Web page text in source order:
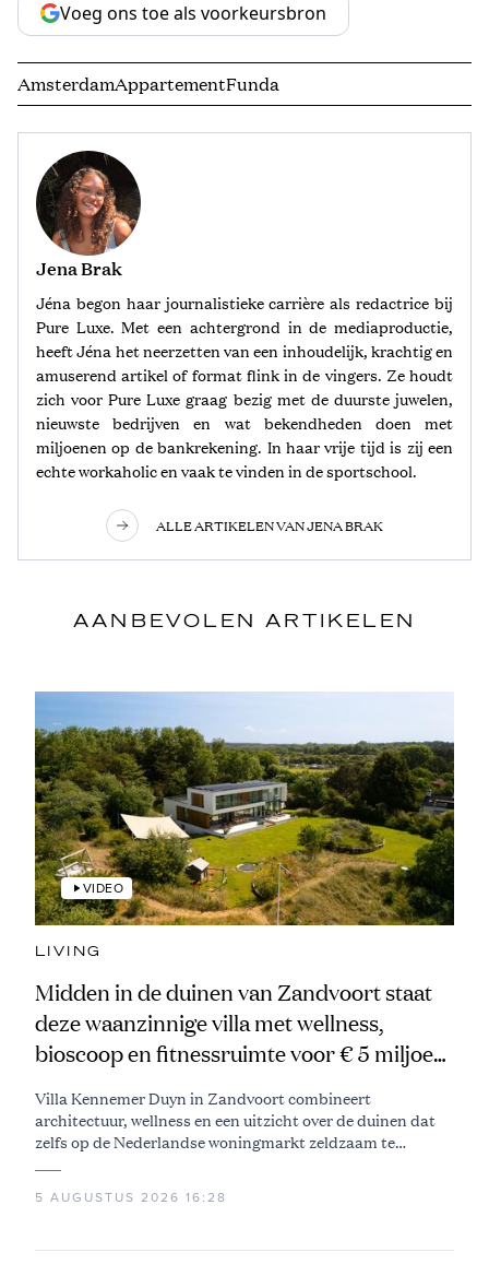
Voeg ons toe als voorkeursbron
AmsterdamAppartementFunda
Jena Brak
Jéna begon haar journalistieke carrière als redactrice bij
Pure Luxe. Met een achtergrond in de mediaproductie,
heeft Jéna het neerzetten van een inhoudelijk, krachtig en
amuserend artikel of format flink in de vingers. Ze houdt
zich voor Pure Luxe graag bezig met de duurste juwelen,
nieuwste bedrijven en wat bekendheden doen met
miljoenen op de bankrekening. In haar vrije tijd is zij een
echte workaholic en vaak te vinden in de sportschool.
ALLE ARTIKELEN VAN JENA BRAK
AANBEVOLEN ARTIKELEN
VIDEO
LIVING
Midden in de duinen van Zandvoort staat
deze waanzinnige villa met wellness,
bioscoop en fitnessruimte voor € 5 miljoen
Villa Kennemer Duyn in Zandvoort combineert
architectuur, wellness en een uitzicht over de duinen dat
zelfs op de Nederlandse woningmarkt zeldzaam te
5 AUGUSTUS 2026 16:28